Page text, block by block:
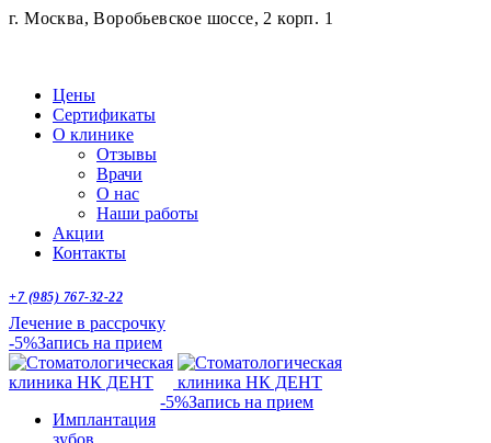
г. Москва, Воробьевское шоссе, 2 корп. 1
Цены
Сертификаты
О клинике
Отзывы
Врачи
О нас
Наши работы
Акции
Контакты
+7 (985) 767-32-22
Лечение в рассрочку
-5%Запись на прием
-5%Запись на прием
Имплантация
зубов